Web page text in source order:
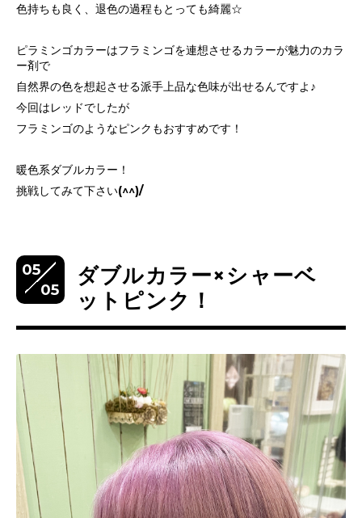
色持ちも良く、退色の過程もとっても綺麗☆
ピラミンゴカラーはフラミンゴを連想させるカラーが魅力のカラ
ー剤で
自然界の色を想起させる派手上品な色味が出せるんですよ♪
今回はレッドでしたが
フラミンゴのようなピンクもおすすめです！
暖色系ダブルカラー！
挑戦してみて下さい(^^)/
05
05
ダブルカラー×シャーベ
ットピンク！